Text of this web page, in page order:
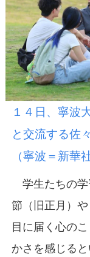
１４日、寧波
と交流する佐
（寧波＝新華
学生たちの学
節（旧正月）
目に届く心の
かさを感じると